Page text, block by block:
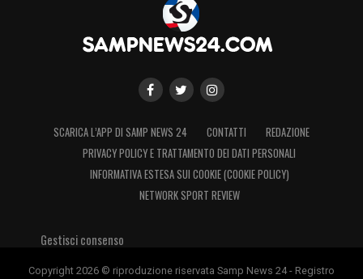
SCARICA L’APP DI SAMP NEWS 24 CONTATTI
REDAZIONE
PRIVACY POLICY E TRATTAMENTO DEI DATI PERSONALI
INFORMATIVA ESTESA SUI COOKIE (COOKIE POLICY)
NETWORK SPORT REVIEW
Gestisci consenso
Copyright 2026 © riproduzione riservata Samp News 24 - Registro